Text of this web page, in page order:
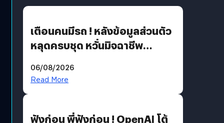
เตือนคนมีรถ ! หลังข้อมูลส่วนตัว
หลุดครบชุด หวั่นมิจฉาชีพ
รหัสผ่านหลุด ไม่ใช่แฮกเกอร์
06/08/2026
Read More
ฟังก่อน พี่ฟังก่อน ! OpenAI โต้